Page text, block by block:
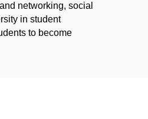
networking, social
in student
to become